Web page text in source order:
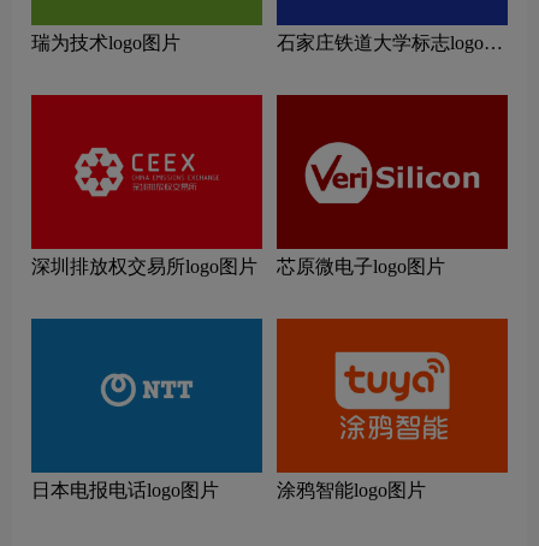
瑞为技术logo图片
石家庄铁道大学标志logo图
深圳排放权交易所logo图片 芯原微电子logo图片
日本电报电话logo图片 涂鸦智能logo图片